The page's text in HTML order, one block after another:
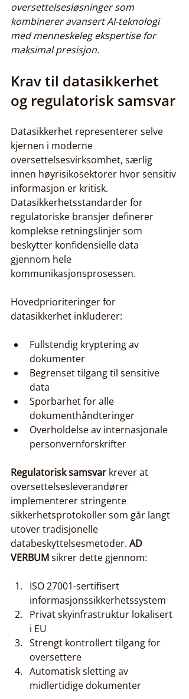
oversettelsesløsninger som
kombinerer avansert AI-teknologi
med menneskeleg ekspertise for
maksimal presisjon.
Krav til datasikkerhet
og regulatorisk samsvar
Datasikkerhet representerer selve
kjernen i moderne
oversettelsesvirksomhet, særlig
innen høyrisikosektorer hvor sensitiv
informasjon er kritisk.
Datasikkerhetsstandarder for
regulatoriske bransjer definerer
komplekse retningslinjer som
beskytter konfidensielle data
gjennom hele
kommunikasjonsprosessen.
Hovedprioriteringer for
datasikkerhet inkluderer:
Fullstendig kryptering av
dokumenter
Begrenset tilgang til sensitive
data
Sporbarhet for alle
dokumenthåndteringer
Overholdelse av internasjonale
personvernforskrifter
Regulatorisk samsvar krever at
oversettelsesleverandører
implementerer stringente
sikkerhetsprotokoller som går langt
utover tradisjonelle
databeskyttelsesmetoder. AD
VERBUM sikrer dette gjennom:
ISO 27001-sertifisert
informasjonssikkerhetssystem
Privat skyinfrastruktur lokalisert
i EU
Strengt kontrollert tilgang for
oversettere
Automatisk sletting av
midlertidige dokumenter